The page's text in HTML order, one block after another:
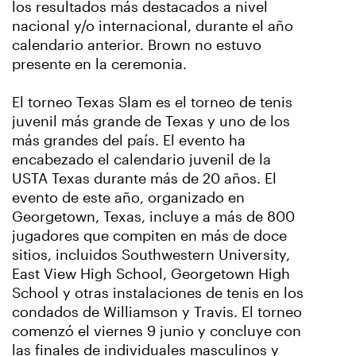
los resultados más destacados a nivel
nacional y/o internacional, durante el año
calendario anterior. Brown no estuvo
presente en la ceremonia.
El torneo Texas Slam es el torneo de tenis
juvenil más grande de Texas y uno de los
más grandes del país. El evento ha
encabezado el calendario juvenil de la
USTA Texas durante más de 20 años. El
evento de este año, organizado en
Georgetown, Texas, incluye a más de 800
jugadores que compiten en más de doce
sitios, incluidos Southwestern University,
East View High School, Georgetown High
School y otras instalaciones de tenis en los
condados de Williamson y Travis. El torneo
comenzó el viernes 9 junio y concluye con
las finales de individuales masculinos y